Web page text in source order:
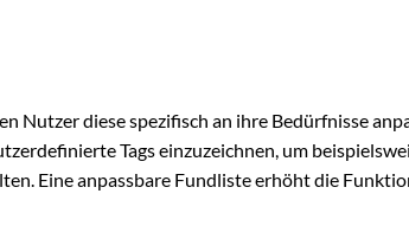
Nutzer diese spezifisch an ihre Bedürfnisse
Tags einzuzeichnen, um
Eine anpassbare Fundliste erhöht die